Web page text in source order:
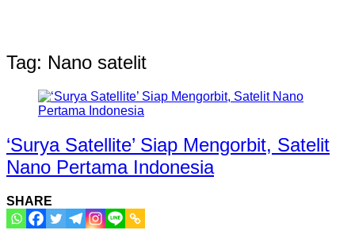
Tag: Nano satelit
‘Surya Satellite’ Siap Mengorbit, Satelit
Nano Pertama Indonesia
SHARE